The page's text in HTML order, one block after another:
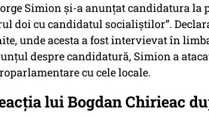
Simion și-a anunțat candidatura la
doi cu candidatul socialiștilor”.
unde acesta a fost intervievat în
despre candidatură, Simion a
cu cele locale.
lui Bogdan Chirieac